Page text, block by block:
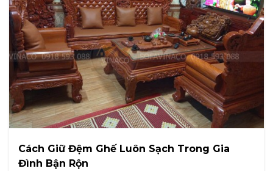
Cách Giữ Đệm Ghế Luôn Sạch Trong Gia
Đình Bận Rộn